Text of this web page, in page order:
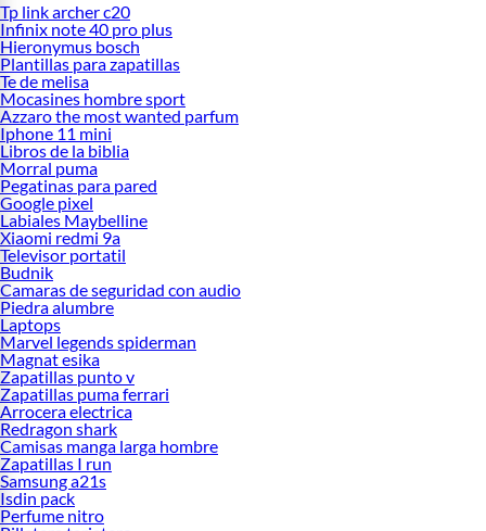
Tp link archer c20
Infinix note 40 pro plus
Hieronymus bosch
Plantillas para zapatillas
Te de melisa
Mocasines hombre sport
Azzaro the most wanted parfum
Iphone 11 mini
Libros de la biblia
Morral puma
Pegatinas para pared
Google pixel
Labiales Maybelline
Xiaomi redmi 9a
Televisor portatil
Budnik
Camaras de seguridad con audio
Piedra alumbre
Laptops
Marvel legends spiderman
Magnat esika
Zapatillas punto v
Zapatillas puma ferrari
Arrocera electrica
Redragon shark
Camisas manga larga hombre
Zapatillas I run
Samsung a21s
Isdin pack
Perfume nitro